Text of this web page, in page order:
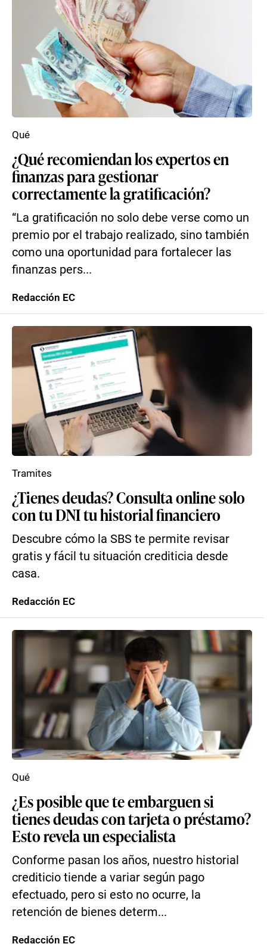
¿Qué recomiendan los expertos en
finanzas para gestionar
correctamente la gratificación?
“La gratificación no solo debe verse como un
premio por el trabajo realizado, sino también
como una oportunidad para fortalecer las
finanzas pers...
Qué
Redacción EC
¿Tienes deudas? Consulta online solo
con tu DNI tu historial financiero
Descubre cómo la SBS te permite revisar
gratis y fácil tu situación crediticia desde
casa.
Tramites
Redacción EC
¿Es posible que te embarguen si
tienes deudas con tarjeta o préstamo?
Esto revela un especialista
Conforme pasan los años, nuestro historial
crediticio tiende a variar según pago
efectuado, pero si esto no ocurre, la
retención de bienes determ...
Qué
Redacción EC